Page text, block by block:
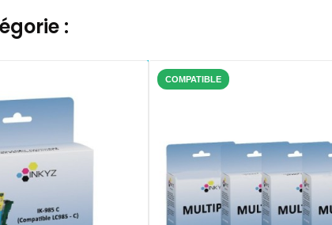
:
COMPATIBLE